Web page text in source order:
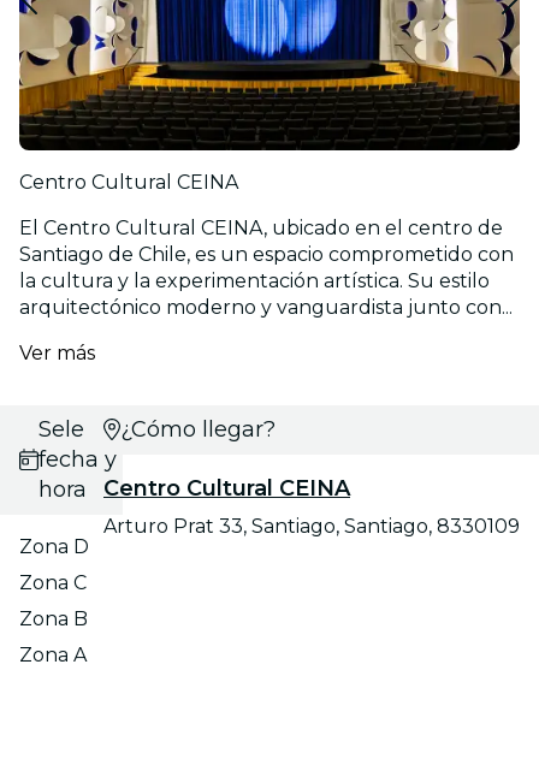
Centro Cultural CEINA
El Centro Cultural CEINA, ubicado en el centro de
Santiago de Chile, es un espacio comprometido con
la cultura y la experimentación artística. Su estilo
arquitectónico moderno y vanguardista junto con...
Ver más
Selecciona
fecha y
hora
Zona D
Zona C
Zona B
Zona A
¿Cómo llegar?
Centro Cultural CEINA
Arturo Prat 33, Santiago, Santiago, 8330109